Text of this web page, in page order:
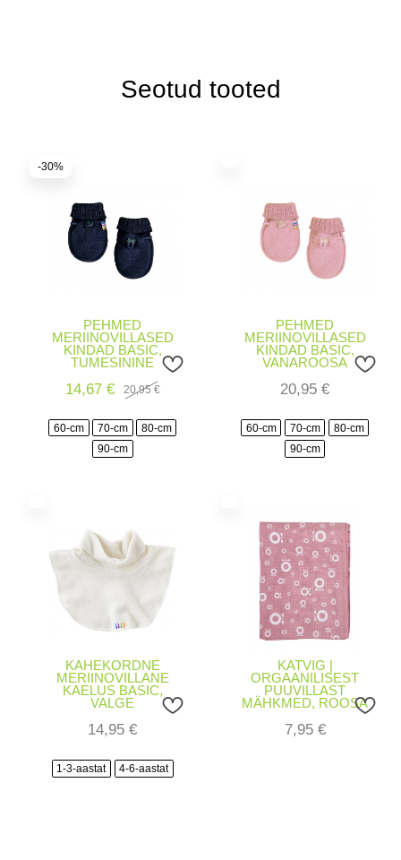
Seotud tooted
-30%
PEHMED
MERIINOVILLASED
KINDAD BASIC,
TUMESININE
20,95€
Algne
oli:
20,95 €.
14,67€Current
is:
14,67 €.
60-cm 70-cm
80-cm
90-cm
PEHMED
MERIINOVILLASED
KINDAD BASIC,
VANAROOSA
20,95€
60-cm 70-cm
80-cm
90-cm
KAHEKORDNE
MERIINOVILLANE
KAELUS BASIC,
VALGE
14,95€
1-3-aastat 4-6-aastat
KATVIG |
ORGAANILISEST
PUUVILLAST
MÄHKMED, ROOSA
7,95 €